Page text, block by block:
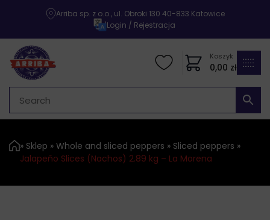
Arriba sp. z o.o., ul. Obroki 130 40-833 Katowice
|Login / Rejestracja
Koszyk
0,00 zł
» Sklep » Whole and sliced ​​peppers » Sliced ​​peppers »
Jalapeño Slices (Nachos) 2.89 kg – La Morena